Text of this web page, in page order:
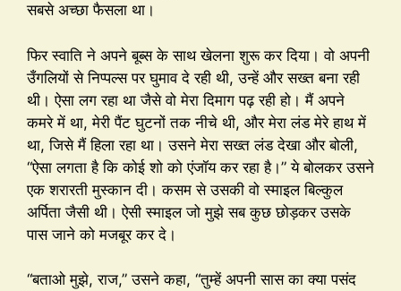
सबसे अच्छा फैसला था।
फिर स्वाति ने अपने बूब्स के साथ खेलना शुरू कर दिया। वो अपनी
उँगलियों से निप्पल्स पर घुमाव दे रही थी, उन्हें और सख्त बना रही
थी। ऐसा लग रहा था जैसे वो मेरा दिमाग पढ़ रही हो। मैं अपने
कमरे में था, मेरी पैंट घुटनों तक नीचे थी, और मेरा लंड मेरे हाथ में
था, जिसे मैं हिला रहा था। उसने मेरा सख्त लंड देखा और बोली,
“ऐसा लगता है कि कोई शो को एंजॉय कर रहा है।” ये बोलकर उसने
एक शरारती मुस्कान दी। कसम से उसकी वो स्माइल बिल्कुल
अर्पिता जैसी थी। ऐसी स्माइल जो मुझे सब कुछ छोड़कर उसके
पास जाने को मजबूर कर दे।
“बताओ मुझे, राज,” उसने कहा, “तुम्हें अपनी सास का क्या पसंद